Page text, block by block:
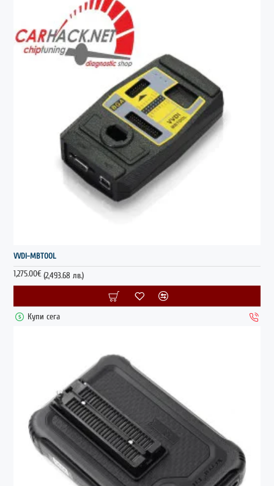
VVDI-MBTOOL
1,275.00€(2,493.68 лв.)
Купи сега